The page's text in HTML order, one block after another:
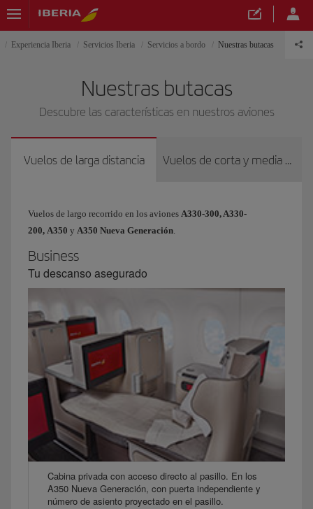
Experiencia Iberia Servicios Iberia Servicios a bordo Nuestras butacas
Nuestras butacas
Descubre las características en nuestros aviones
Vuelos de larga distancia Vuelos de corta y media distancia
Vuelos de largo recorrido en los aviones A330-300, A330-
200, A350 y A350 Nueva Generación.
Business
Tu descanso asegurado
Cabina privada con acceso directo al pasillo. En los
A350 Nueva Generación, con puerta independiente y
número de asiento proyectado en el pasillo.